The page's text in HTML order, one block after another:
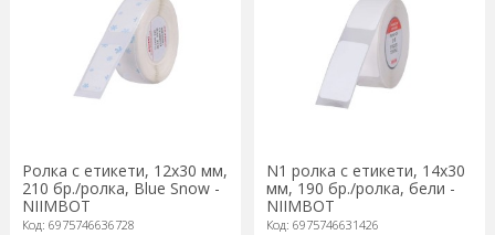
Ролка с етикети, 12x30 мм,
210 бр./ролка, Blue Snow -
NIIMBOT
Код: 6975746636728
N1 ролка с етикети, 14x30
мм, 190 бр./ролка, бели -
NIIMBOT
Код: 6975746631426